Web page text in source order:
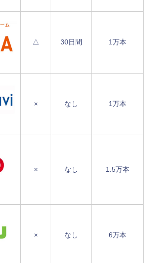
△ 30日間 1万本
× なし 1万本
× なし 1.5万本
× なし 6万本